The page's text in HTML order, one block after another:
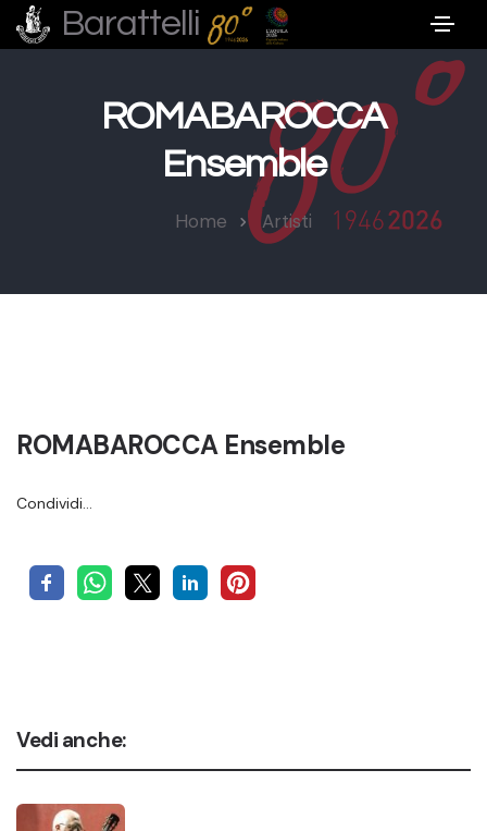
Barattelli
ROMABAROCCA
Ensemble
Home Artisti
ROMABAROCCA Ensemble
Condividi…
Vedi anche: